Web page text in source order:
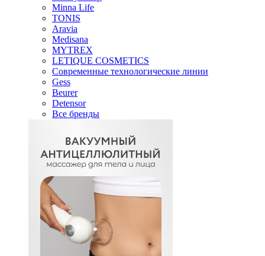
Minna Life
TONIS
Aravia
Medisana
MYTREX
LETIQUE COSMETICS
Современные технологические линии
Gess
Beurer
Detensor
Все бренды